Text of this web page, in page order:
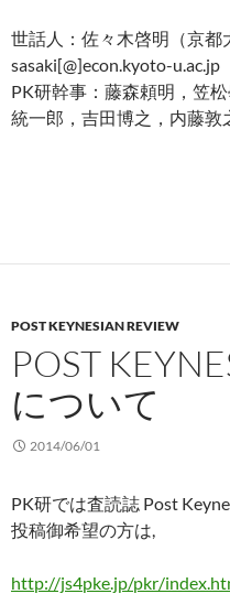
世話人：佐々木啓明（京都
sasaki[@]econ.kyoto-u.ac.jp
PK研幹事：藤森頼明，笠
統一郎，吉田博之，内藤敦
POST KEYNESIAN REVIEW
POST
について
2014/06/01
PK研では査読誌 Post
投稿御希望の方は,
http://js4pke.jp/pkr/